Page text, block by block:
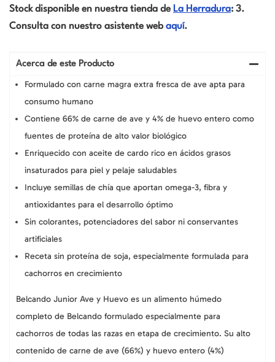
Húmedo
para
Cachorros,
400
cantidad
Stock disponible en nuestra tienda de La Herradura: 3.
Consulta con nuestro asistente web aquí.
Acerca de este Producto
Formulado con carne magra extra fresca de ave apta para
consumo humano
Contiene 66% de carne de ave y 4% de huevo entero como
fuentes de proteína de alto valor biológico
Enriquecido con aceite de cardo rico en ácidos grasos
insaturados para piel y pelaje saludables
Incluye semillas de chía que aportan omega-3, fibra y
antioxidantes para el desarrollo óptimo
Sin colorantes, potenciadores del sabor ni conservantes
artificiales
Receta sin proteína de soja, especialmente formulada para
cachorros en crecimiento
Belcando Junior Ave y Huevo es un alimento húmedo
completo de Belcando formulado especialmente para
cachorros de todas las razas en etapa de crecimiento. Su alto
contenido de carne de ave (66%) y huevo entero (4%)